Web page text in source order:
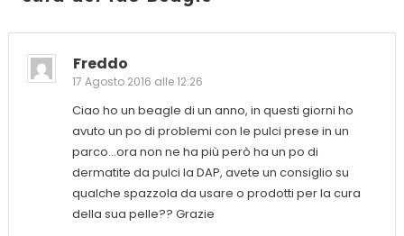
Freddo
17 Agosto 2016 alle 12:26
Ciao ho un beagle di un anno, in questi giorni ho
avuto un po di problemi con le pulci prese in un
parco…ora non ne ha più però ha un po di
dermatite da pulci la DAP, avete un consiglio su
qualche spazzola da usare o prodotti per la cura
della sua pelle?? Grazie